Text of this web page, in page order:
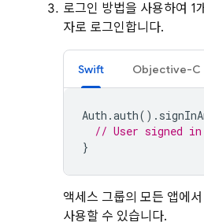
로그인 방법을 사용하여 1
자로 로그인합니다.
Swift Objective-C
Auth .auth().
// User signed in
}
액세스 그룹의 모든 앱에
사용할 수 있습니다.